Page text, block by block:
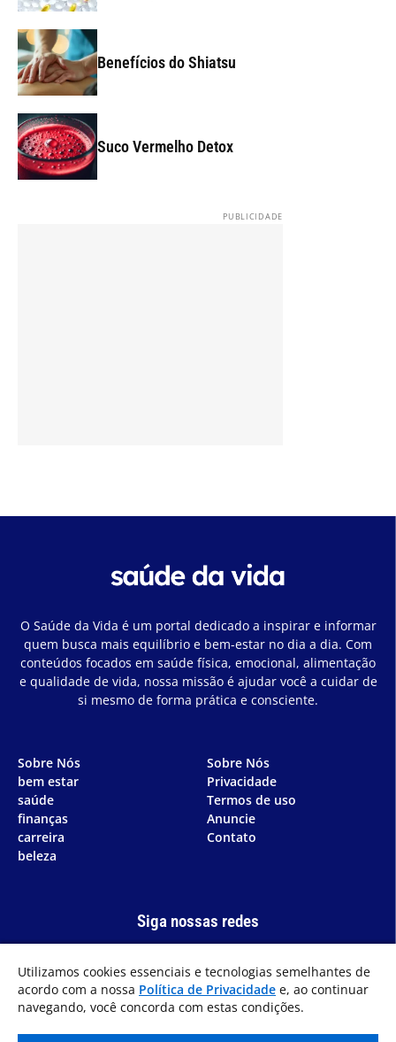
Benefícios do Shiatsu
Suco Vermelho Detox
O Saúde da Vida é um portal dedicado a inspirar e informar
quem busca mais equilíbrio e bem-estar no dia a dia. Com
conteúdos focados em saúde física, emocional, alimentação
e qualidade de vida, nossa missão é ajudar você a cuidar de
si mesmo de forma prática e consciente.
Sobre Nós
bem estar
saúde
finanças
carreira
beleza
Sobre Nós
Privacidade
Termos de uso
Anuncie
Contato
Siga nossas redes
Utilizamos cookies essenciais e tecnologias semelhantes de
acordo com a nossa Política de Privacidade e, ao continuar
navegando, você concorda com estas condições.